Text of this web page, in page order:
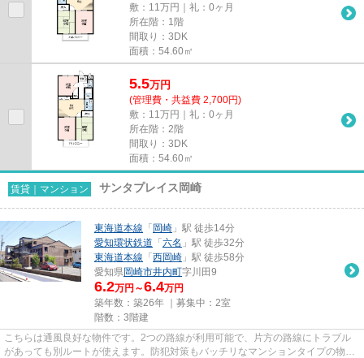
敷：11万円｜礼：0ヶ月
所在階：1階
間取り：3DK
面積：54.60㎡
5.5万円
(管理費・共益費 2,700円)
敷：11万円｜礼：0ヶ月
所在階：2階
間取り：3DK
面積：54.60㎡
賃貸｜マンション サンタプレイス岡崎
東海道本線 「 岡崎 」駅 徒歩14分
愛知環状鉄道 「 六名 」駅 徒歩32分
東海道本線 「 西岡崎 」駅 徒歩58分
愛知県岡崎市井内町字川田9
6.2万円～6.4万円
築年数：築26年 ｜募集中： 2室
階数：3階建
こちらは通風良好な物件です。2つの路線が利用可能で、片方の路線にトラブル
があっても別ルートが使えます。防犯対策もバッチリなマンションタイプの物件